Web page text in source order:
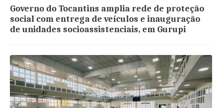
Governo do Tocantins amplia rede de proteção
social com entrega de veículos e inauguração
de unidades socioassistenciais, em Gurupi